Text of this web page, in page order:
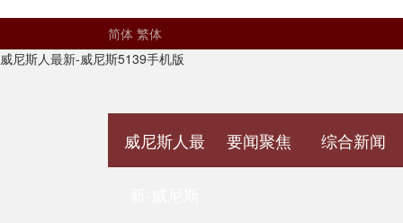
简体 繁体
威尼斯人最新-威尼斯5139手机版
威尼斯人最 要闻聚焦 综合新闻